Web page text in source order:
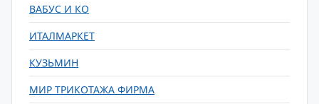
ВАБУС И КО
ИТАЛМАРКЕТ
КУЗЬМИН
МИР ТРИКОТАЖА ФИРМА